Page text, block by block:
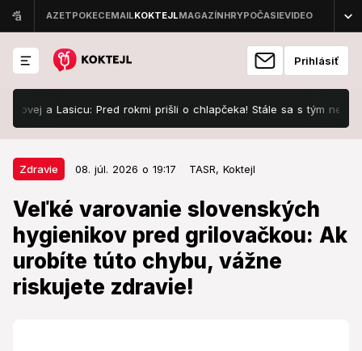
Prihlásiť
a Lasicu: Pred rokmi prišli o chlapčeka! Stále sa s tým nedokázala
Zdravie 08. júl. 2026 o 19:17 TASR, Koktejl
Veľké varovanie slovenských
hygienikov pred grilovačkou: Ak
urobíte túto chybu, vážne
riskujete zdravie!
Zdravie 08. júl. 2026 o 19:17
Veľké varovanie slovenských
hygienikov pred grilovačkou: Ak
urobíte túto chybu, vážne
riskujete zdravie!